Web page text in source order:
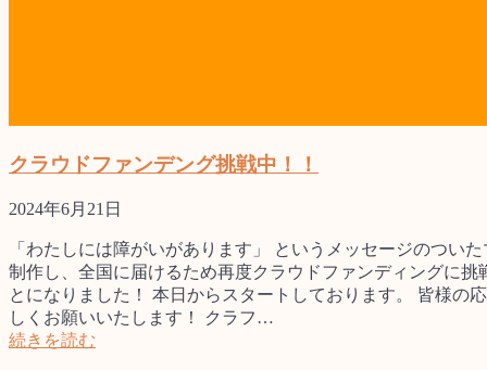
クラウドファンデング挑戦中！！
2024年6月21日
「わたしには障がいがあります」 というメッセージのつい
制作し、全国に届けるため再度クラウドファンディングに挑
とになりました！ 本日からスタートしております。 皆様の
しくお願いいたします！ クラフ…
続きを読む